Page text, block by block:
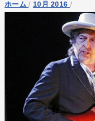
ホーム / 10月 2016 /